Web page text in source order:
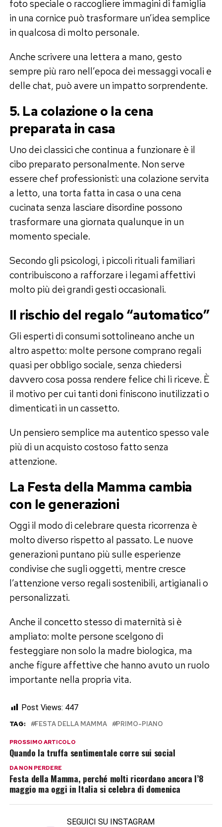
foto speciale o raccogliere immagini di famiglia
in una cornice può trasformare un’idea semplice
in qualcosa di molto personale.
Anche scrivere una lettera a mano, gesto
sempre più raro nell’epoca dei messaggi vocali e
delle chat, può avere un impatto sorprendente.
5. La colazione o la cena
preparata in casa
Uno dei classici che continua a funzionare è il
cibo preparato personalmente. Non serve
essere chef professionisti: una colazione servita
a letto, una torta fatta in casa o una cena
cucinata senza lasciare disordine possono
trasformare una giornata qualunque in un
momento speciale.
Secondo gli psicologi, i piccoli rituali familiari
contribuiscono a rafforzare i legami affettivi
molto più dei grandi gesti occasionali.
Il rischio del regalo “automatico”
Gli esperti di consumi sottolineano anche un
altro aspetto: molte persone comprano regali
quasi per obbligo sociale, senza chiedersi
davvero cosa possa rendere felice chi li riceve. È
il motivo per cui tanti doni finiscono inutilizzati o
dimenticati in un cassetto.
Un pensiero semplice ma autentico spesso vale
più di un acquisto costoso fatto senza
attenzione.
La Festa della Mamma cambia
con le generazioni
Oggi il modo di celebrare questa ricorrenza è
molto diverso rispetto al passato. Le nuove
generazioni puntano più sulle esperienze
condivise che sugli oggetti, mentre cresce
l’attenzione verso regali sostenibili, artigianali o
personalizzati.
Anche il concetto stesso di maternità si è
ampliato: molte persone scelgono di
festeggiare non solo la madre biologica, ma
anche figure affettive che hanno avuto un ruolo
importante nella propria vita.
Post Views: 447
TAG: FESTA DELLA MAMMA PRIMO-PIANO
PROSSIMO ARTICOLO
Quando la truffa sentimentale corre sui social
DA NON PERDERE
Festa della Mamma, perché molti ricordano ancora l’8
maggio ma oggi in Italia si celebra di domenica
SEGUICI SU INSTAGRAM